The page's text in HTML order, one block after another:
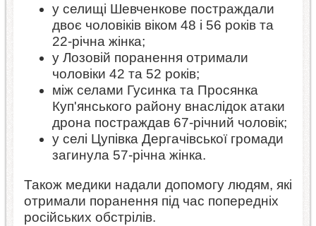
у селищі Шевченкове постраждали
двоє чоловіків віком 48 і 56 років та
22-річна жінка;
у Лозовій поранення отримали
чоловіки 42 та 52 років;
між селами Гусинка та Просянка
Куп'янського району внаслідок атаки
дрона постраждав 67-річний чоловік;
у селі Цупівка Дергачівської громади
загинула 57-річна жінка.
Також медики надали допомогу людям, які
отримали поранення під час попередніх
російських обстрілів.